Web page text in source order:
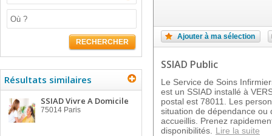
RECHERCHER
Résultats similaires
SSIAD Vivre A Domicile
75014 Paris
Ajouter à ma sélection
SSIAD Public
Le Service de Soins
est un SSIAD installé à
postal est 78011. Les
situation de dépendance ou
accueillis. Prenez
disponibilités.
Lire la suite